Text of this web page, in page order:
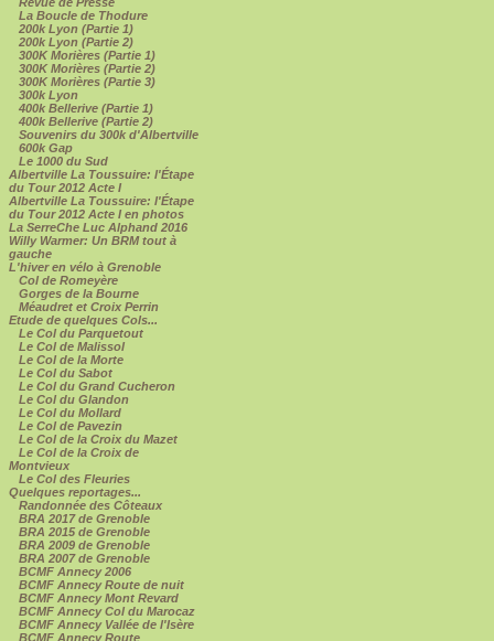
La Boucle de Thodure
200k Lyon (Partie 1)
200k Lyon (Partie 2)
300K Morières (Partie 1)
300K Morières (Partie 2)
300K Morières (Partie 3)
300k Lyon
400k Bellerive (Partie 1)
400k Bellerive (Partie 2)
Souvenirs du 300k d'Albertville
600k Gap
Le 1000 du Sud
Albertville La Toussuire: l'Étape
du Tour 2012 Acte I
Albertville La Toussuire: l'Étape
du Tour 2012 Acte I en photos
La SerreChe Luc Alphand 2016
Willy Warmer: Un BRM tout à
gauche
L'hiver en vélo à Grenoble
Col de Romeyère
Gorges de la Bourne
Méaudret et Croix Perrin
Etude de quelques Cols...
Le Col du Parquetout
Le Col de Malissol
Le Col de la Morte
Le Col du Sabot
Le Col du Grand Cucheron
Le Col du Glandon
Le Col du Mollard
Le Col de Pavezin
Le Col de la Croix du Mazet
Le Col de la Croix de
Montvieux
Le Col des Fleuries
Quelques reportages...
Randonnée des Côteaux
BRA 2017 de Grenoble
BRA 2015 de Grenoble
BRA 2009 de Grenoble
BRA 2007 de Grenoble
BCMF Annecy 2006
BCMF Annecy Route de nuit
BCMF Annecy Mont Revard
BCMF Annecy Col du Marocaz
BCMF Annecy Vallée de l'Isère
BCMF Annecy Route